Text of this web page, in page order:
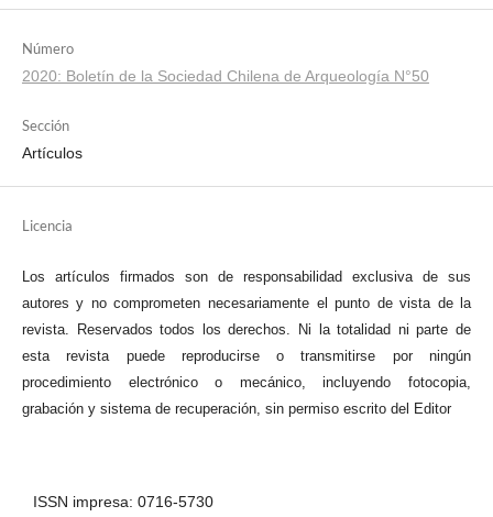
Número
2020: Boletín de la Sociedad Chilena de Arqueología N°50
Sección
Artículos
Licencia
Los artículos firmados son de responsabilidad exclusiva de sus
autores y no comprometen necesariamente el punto de vista de la
revista. Reservados todos los derechos. Ni la totalidad ni parte de
esta revista puede reproducirse o transmitirse por ningún
procedimiento electrónico o mecánico, incluyendo fotocopia,
grabación y sistema de recuperación, sin permiso escrito del Editor
ISSN impresa: 0716-5730